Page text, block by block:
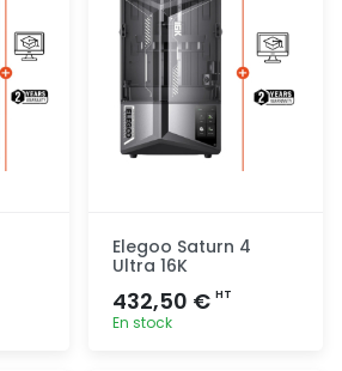
Elegoo Saturn 4
Ultra 16K
432,50 €HT
En stock